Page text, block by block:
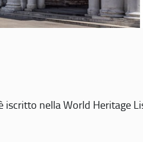
iscritto nella World Heritage